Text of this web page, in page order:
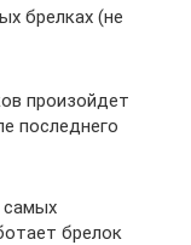
брелках (не
произойдет
последнего
самых
брелок